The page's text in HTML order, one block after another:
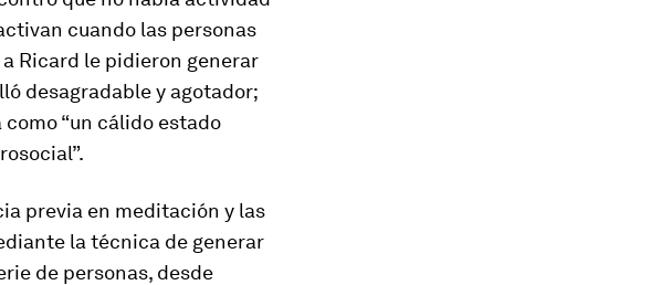
cuando las personas
Ricard le pidieron generar
desagradable y agotador;
“un cálido estado
previa en meditación y las
la técnica de generar
de personas, desde